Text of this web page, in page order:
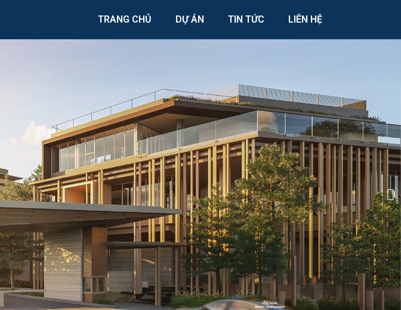
TRANG CHỦ DỰ ÁN TIN TỨC LIÊN HỆ